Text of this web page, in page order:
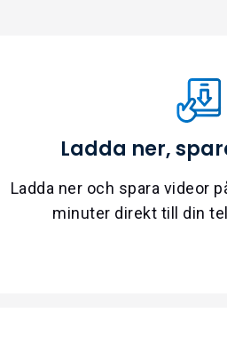
Ladda ner,
Ladda ner och spara videor
minuter direkt till din